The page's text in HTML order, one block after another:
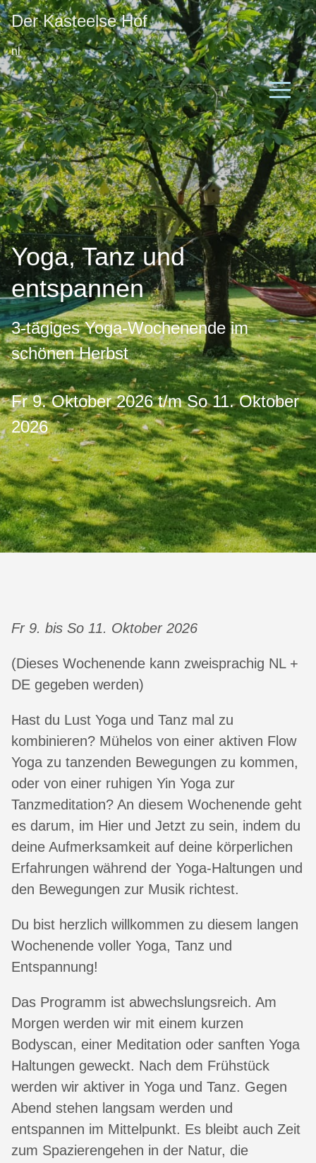
Der Kasteelse Hof
nl
DanseVita
Retreats und Workshops
Über uns
Der Bauernhof
Umgebung
Trage bei
community
Erfahrungen
Contact
Yoga, Tanz und
entspannen
3-tägiges Yoga-Wochenende im
schönen Herbst
Fr 9. Oktober 2026 t/m So 11. Oktober
2026
Fr 9. bis So 11. Oktober 2026
(Dieses Wochenende kann zweisprachig NL +
DE gegeben werden)
Hast du Lust Yoga und Tanz mal zu
kombinieren? Mühelos von einer aktiven Flow
Yoga zu tanzenden Bewegungen zu kommen,
oder von einer ruhigen Yin Yoga zur
Tanzmeditation? An diesem Wochenende geht
es darum, im Hier und Jetzt zu sein, indem du
deine Aufmerksamkeit auf deine körperlichen
Erfahrungen während der Yoga-Haltungen und
den Bewegungen zur Musik richtest.
Du bist herzlich willkommen zu diesem langen
Wochenende voller Yoga, Tanz und
Entspannung!
Das Programm ist abwechslungsreich. Am
Morgen werden wir mit einem kurzen
Bodyscan, einer Meditation oder sanften Yoga
Haltungen geweckt. Nach dem Frühstück
werden wir aktiver in Yoga und Tanz. Gegen
Abend stehen langsam werden und
entspannen im Mittelpunkt. Es bleibt auch Zeit
zum Spazierengehen in der Natur, die